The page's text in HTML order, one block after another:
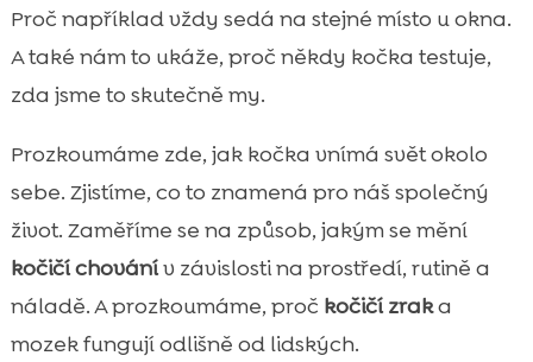

Vizuální paměť vs. čich a sluch: kdo vede v
kočičí orientaci
Paměť na místa: teritoriální mapa domova
pohyb

Kočka a rutiny: proč si pamatuje cestu k
misce i oblíbené místo
Jak trénovat a posilovat kočičí paměť hrou
Vizuální paměť při lovu: sledování kořisti a
předvídání pohybu
Proč například vždy sedá na stejné místo u okna.
A také nám to ukáže, proč někdy kočka testuje,
zda jsme to skutečně my.
Prozkoumáme zde, jak kočka vnímá svět okolo
sebe. Zjistíme, co to znamená pro náš společný
život. Zaměříme se na způsob, jakým se mění
kočičí chovánív závislosti na prostředí, rutině a
náladě. A prozkoumáme, proč kočičí zraka
mozek fungují odlišně od lidských.